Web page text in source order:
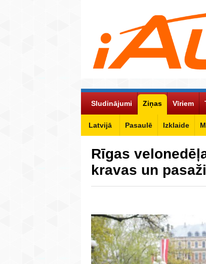
Sludinājumi Ziņas
Latvijā Pasaulē Izklaide
Vīriem
Rīgas
kravas un